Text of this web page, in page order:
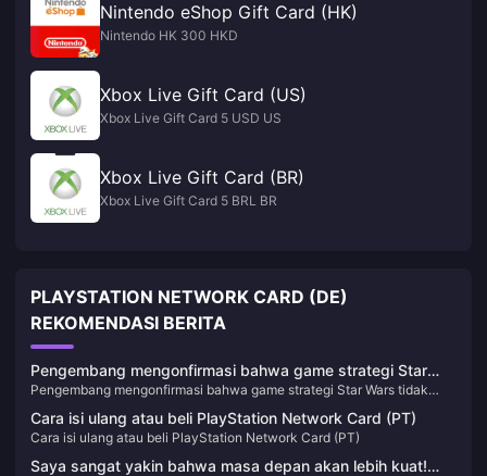
Nintendo eShop Gift Card (HK)
Nintendo HK 300 HKD
Xbox Live Gift Card (US)
Xbox Live Gift Card 5 USD US
Xbox Live Gift Card (BR)
Xbox Live Gift Card 5 BRL BR
PLAYSTATION NETWORK CARD (DE)
REKOMENDASI BERITA
Pengembang mengonfirmasi bahwa game strategi Star
Wars tidak terpengaruh oleh PHK dan masih dalam
pengembangan
Pengembang mengonfirmasi bahwa game strategi Star Wars tidak
Cara isi ulang atau beli PlayStation Network Card (PT)
Cara isi ulang atau beli PlayStation Network Card (PT)
Saya sangat yakin bahwa masa depan akan lebih kuat!